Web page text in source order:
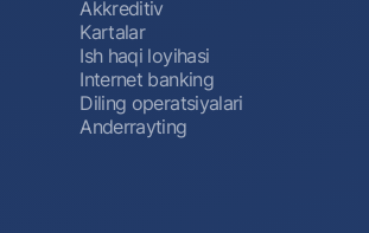
Akkreditiv
Kartalar
Ish haqi loyihasi
Internet banking
Diling operatsiyalari
Anderrayting